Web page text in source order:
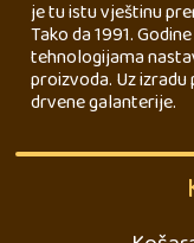
je tu istu vještinu
Tako da 1991.
tehnologijama
proizvoda. Uz
drvene galanterije.